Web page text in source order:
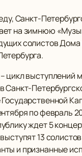
Санкт-
на зимнюю
солистов Дома
цикл выступлений
Санкт-
по февраль
ждет 5
13
и признанные